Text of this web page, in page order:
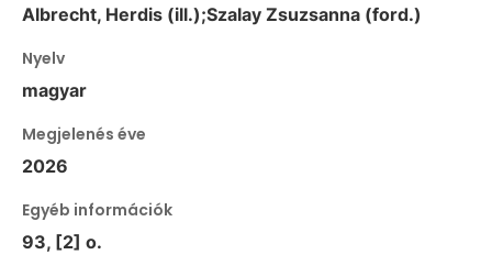
Albrecht, Herdis (ill.);Szalay Zsuzsanna (ford.)
Nyelv
magyar
Megjelenés éve
2026
Egyéb információk
93, [2] o.